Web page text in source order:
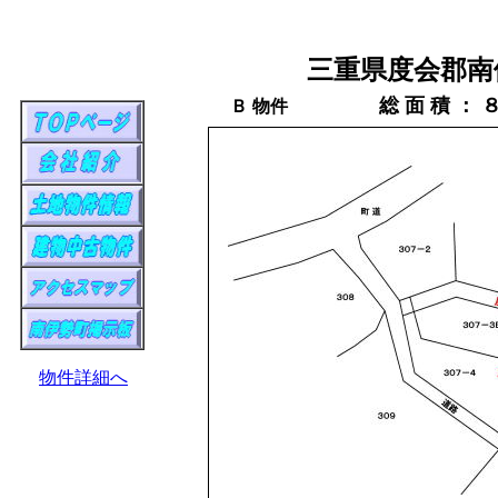
物件詳細へ
三重県度会郡
Ｂ 物件 総 面 積 ：